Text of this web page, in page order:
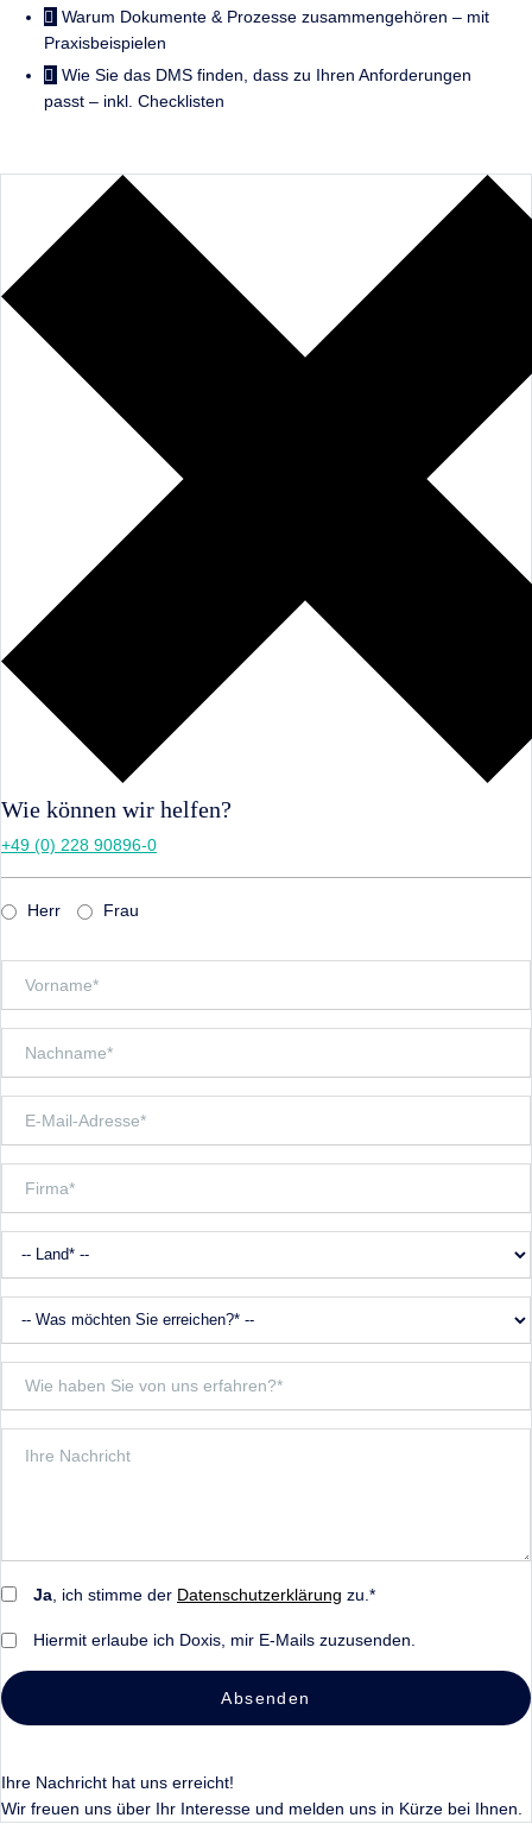
Warum Dokumente & Prozesse zusammengehören – mit
Praxisbeispielen
Wie Sie das DMS finden, dass zu Ihren Anforderungen
passt – inkl. Checklisten
Wie können wir helfen?
+49 (0) 228 90896-0
Herr Frau
Ja , ich stimme der Datenschutzerklärung zu.*
Hiermit erlaube ich Doxis, mir E-Mails zuzusenden.
Absenden
Ihre Nachricht hat uns erreicht!
Wir freuen uns über Ihr Interesse und melden uns in Kürze bei Ihnen.